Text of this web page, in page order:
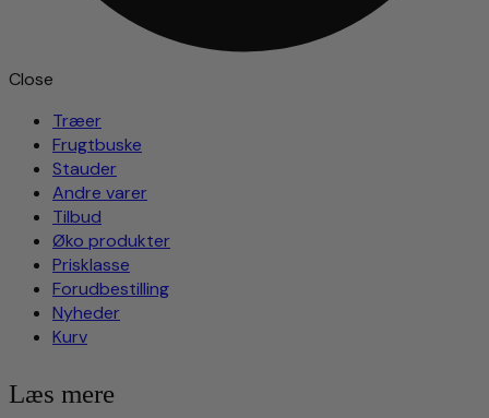
Close
Træer
Frugtbuske
Stauder
Andre varer
Tilbud
Øko produkter
Prisklasse
Forudbestilling
Nyheder
Kurv
Læs mere